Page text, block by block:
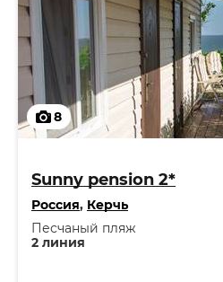
8
Sunny pension 2*
Россия, Керчь
2 линия
Песчаный пляж